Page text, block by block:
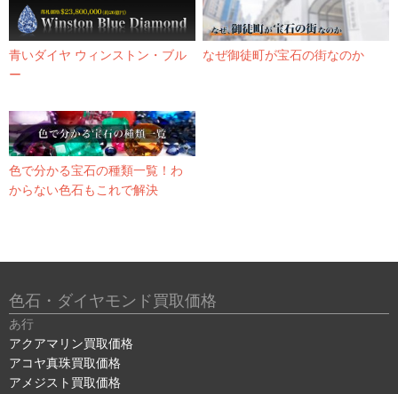
青いダイヤ ウィンストン・ブル
ー
なぜ御徒町が宝石の街なのか
色で分かる宝石の種類一覧！わ
からない色石もこれで解決
色石・ダイヤモンド買取価格
あ行
アクアマリン買取価格
アコヤ真珠買取価格
アメジスト買取価格